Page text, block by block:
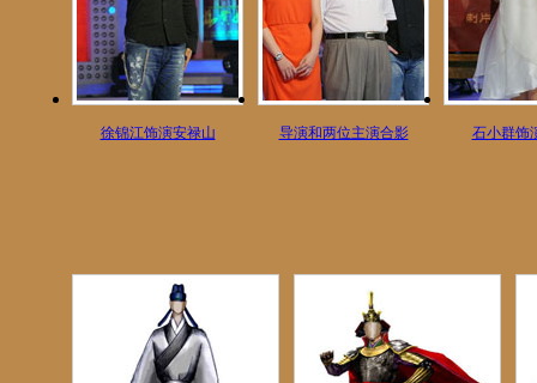
徐锦江饰演安禄山 导演和两位主演合影 石小群饰